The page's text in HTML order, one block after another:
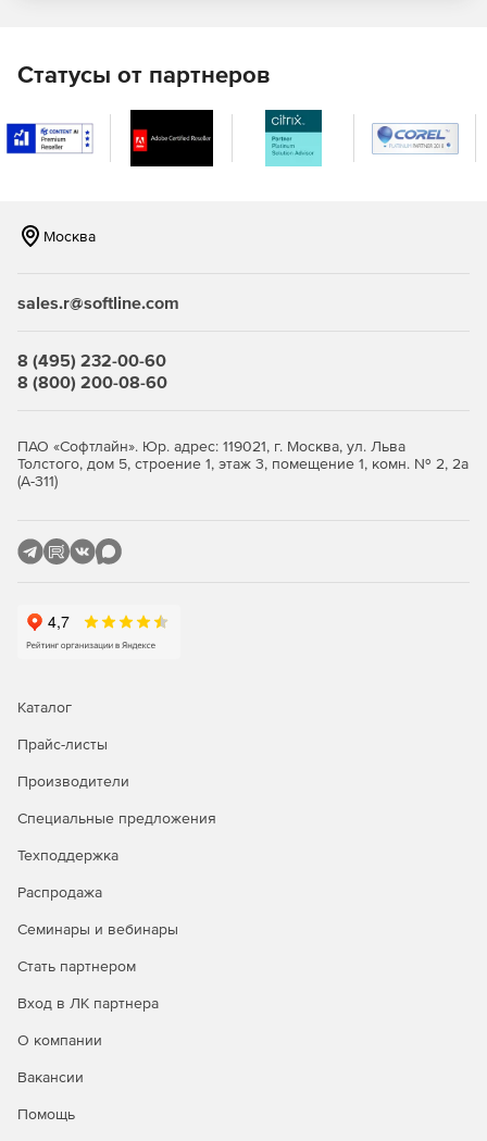
Центром обработки данных (ЦОД);
Хранилищами;
Возможность масштабирования виртуальной
Поддержка службы каталога FreeIPA, MS Active
а также ALD Pro.
Централизованный аудит и формирование отчетов.
ресурсов виртуальной инфраструктуры, а также
состояния входящих в ЦОД физических узлов.
Создание кластеров высокой доступности (High
виртуализации в ручном и автоматическом режиме
инфраструктуры.
физические узлы (Distributed Resource Scheduler -
Создание групп ВМ из шаблонов.
Статусы от партнеров
Москва
sales.r@softline.com
8 (495) 232-00-60
8 (800) 200-08-60
ПАО «Софтлайн». Юр. адрес: 119021, г. Москва, ул. Льва
Толстого, дом 5, строение 1, этаж 3, помещение 1, комн. № 2, 2а
(А-311)
Каталог
Прайс-листы
Производители
Специальные предложения
Техподдержка
Распродажа
Семинары и вебинары
Стать партнером
Вход в ЛК партнера
О компании
Вакансии
Помощь